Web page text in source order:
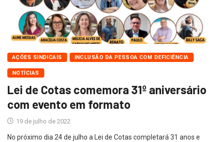
AÇÕES SINDICAIS INCLUSÃO DA PESSOA COM DEFICIÊNCIA
NOTÍCIAS
Lei de Cotas comemora 31º aniversário
com evento em formato
19 de julho de 2022
No próximo dia 24 de julho a Lei de Cotas completará 31 anos e